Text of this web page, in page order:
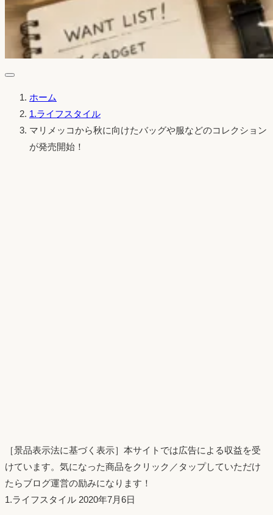
ホーム
1.ライフスタイル
マリメッコから秋に向けたバッグや服などのコレクション
が発売開始！
［景品表示法に基づく表示］本サイトでは広告による収益を受
けています。気になった商品をクリック／タップしていただけ
たらブログ運営の励みになります！
1.ライフスタイル 投
2020年7月6日